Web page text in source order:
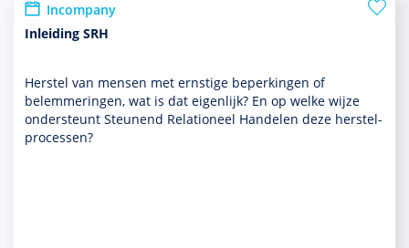
Incompany
Inleiding SRH
Herstel van mensen met ernstige beper­kingen of
belemmeringen, wat is dat eigenlijk? En op welke wijze
onder­steunt Steunend Relationeel Han­delen deze her­stel­
processen?